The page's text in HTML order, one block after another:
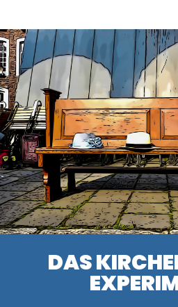
Zum
Inhalt
springen
DAS